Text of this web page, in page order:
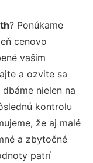
? Ponúkame
cenovo
vašim
a ozvite sa
nielen na
kontrolu
že aj malé
a zbytočné
patrí